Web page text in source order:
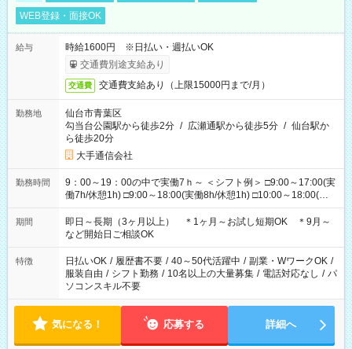
WEB登録・面接OK
給与
時給1600円 ※日払い・週払いOK
交通費別途支給あり
交通費 交通費支給あり（上限15000円まで/月）
勤務地
仙台市青葉区
勾当台公園駅から徒歩2分 / 広瀬通駅から徒歩5分 / 仙台駅か
ら徒歩20分
大手通信会社
勤務時間
9：00～19：00の中で実働7ｈ～ ＜シフト例＞ □9:00～17:00(実
働7h/休憩1h) □9:00～18:00(実働8h/休憩1h) □10:00～18:00(実
働7h/休憩1h) □10:00～19:00(実働8h/休憩1h) ＊時間固定ＯＫ
期間
即日～長期（3ヶ月以上） ＊1ヶ月～お試し短期OK ＊9月～
など開始日ご相談OK
特徴 日払いOK / 履歴書不要 / 40～50代活躍中 / 副業・WワークOK /
服装自由 / シフト勤務 / 10名以上の大量募集 / 電話対応なし / パ
ソコンスキル不要
気になる！ 応募する 詳細へ